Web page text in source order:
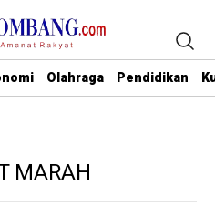
Olahraga Pendidikan
MARAH